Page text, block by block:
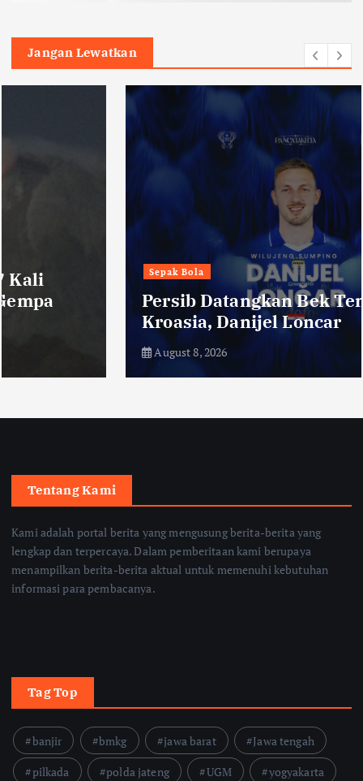
Jangan Lewatkan
Sepak Bola
Persib Datangkan Bek Tengah Asal
Kroasia, Danijel Loncar
Tentang Kami
Kami adalah portal berita yang mengusung berita-berita yang
lengkap dan terpercaya. Dalam pemberitaan kami berupaya
menampilkan berita-berita aktual untuk memenuhi kebutuhan
informasi para pembacanya.
Tag Top
banjir bmkg jawa barat
Jawa tengah
pilkada
polda jateng UGM yogyakarta